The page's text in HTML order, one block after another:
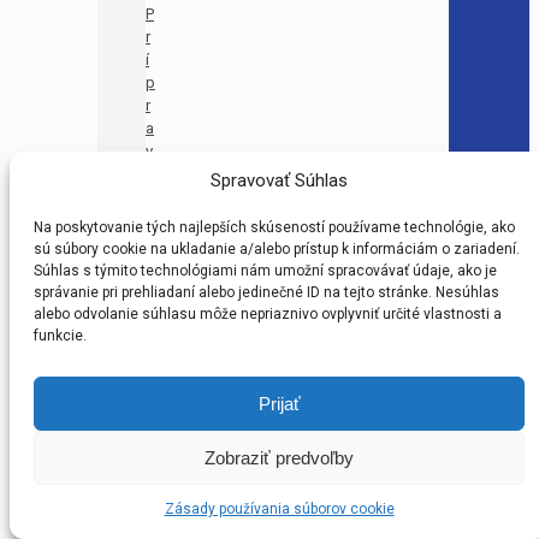
Spravovať Súhlas
Na poskytovanie tých najlepších skúseností používame technológie, ako
sú súbory cookie na ukladanie a/alebo prístup k informáciám o zariadení.
Súhlas s týmito technológiami nám umožní spracovávať údaje, ako je
správanie pri prehliadaní alebo jedinečné ID na tejto stránke. Nesúhlas
alebo odvolanie súhlasu môže nepriaznivo ovplyvniť určité vlastnosti a
funkcie.
Prijať
Zobraziť predvoľby
Zásady používania súborov cookie
P
r
í
p
r
a
v
U
1
1
–
M
P